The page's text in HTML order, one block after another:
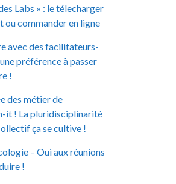
Labs » : le télecharger
ou commander en ligne
avec des facilitateurs-
préférence à passer
!
des métier de
it ! La pluridisciplinarité
ça se cultive !
– Oui aux réunions
!